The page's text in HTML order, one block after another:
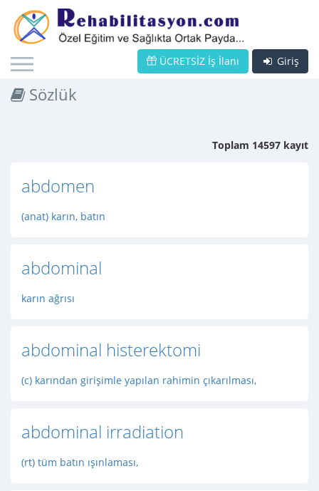
Giriş
ÜCRETSİZ İş İlanı
Sözlük
Toplam 14597 kayıt
abdomen
(anat) karın, batın
abdominal
karın ağrısı
abdominal histerektomi
(c) karından girişimle yapılan rahimin çıkarılması,
abdominal irradiation
(rt) tüm batın ışınlaması,